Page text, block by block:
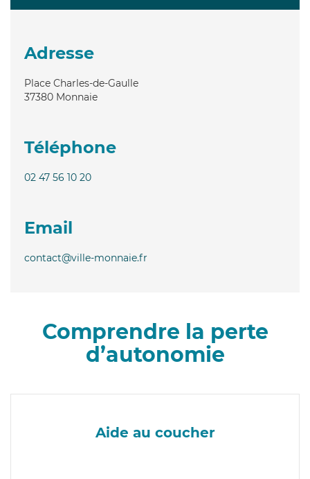
Adresse
Place Charles-de-Gaulle
37380 Monnaie
Téléphone
02 47 56 10 20
Email
contact@ville-monnaie.fr
Comprendre la perte
d’autonomie
Aide au coucher